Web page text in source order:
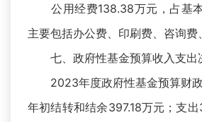
公用经费138.38万元，占基本
主要包括办公费、印刷费、咨询费
七、政府性基金预算收入支出
2023年度政府性基金预算财政
年初结转和结余397.18万元；支出